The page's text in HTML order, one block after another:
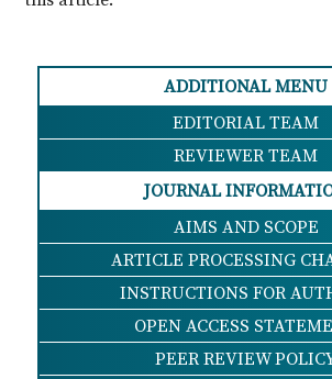
ADDITIONAL MENU
EDITORIAL TEAM
REVIEWER TEAM
JOURNAL
AIMS AND SCOPE
ARTICLE PROCESSING
INSTRUCTIONS FOR
OPEN ACCESS
PEER REVIEW